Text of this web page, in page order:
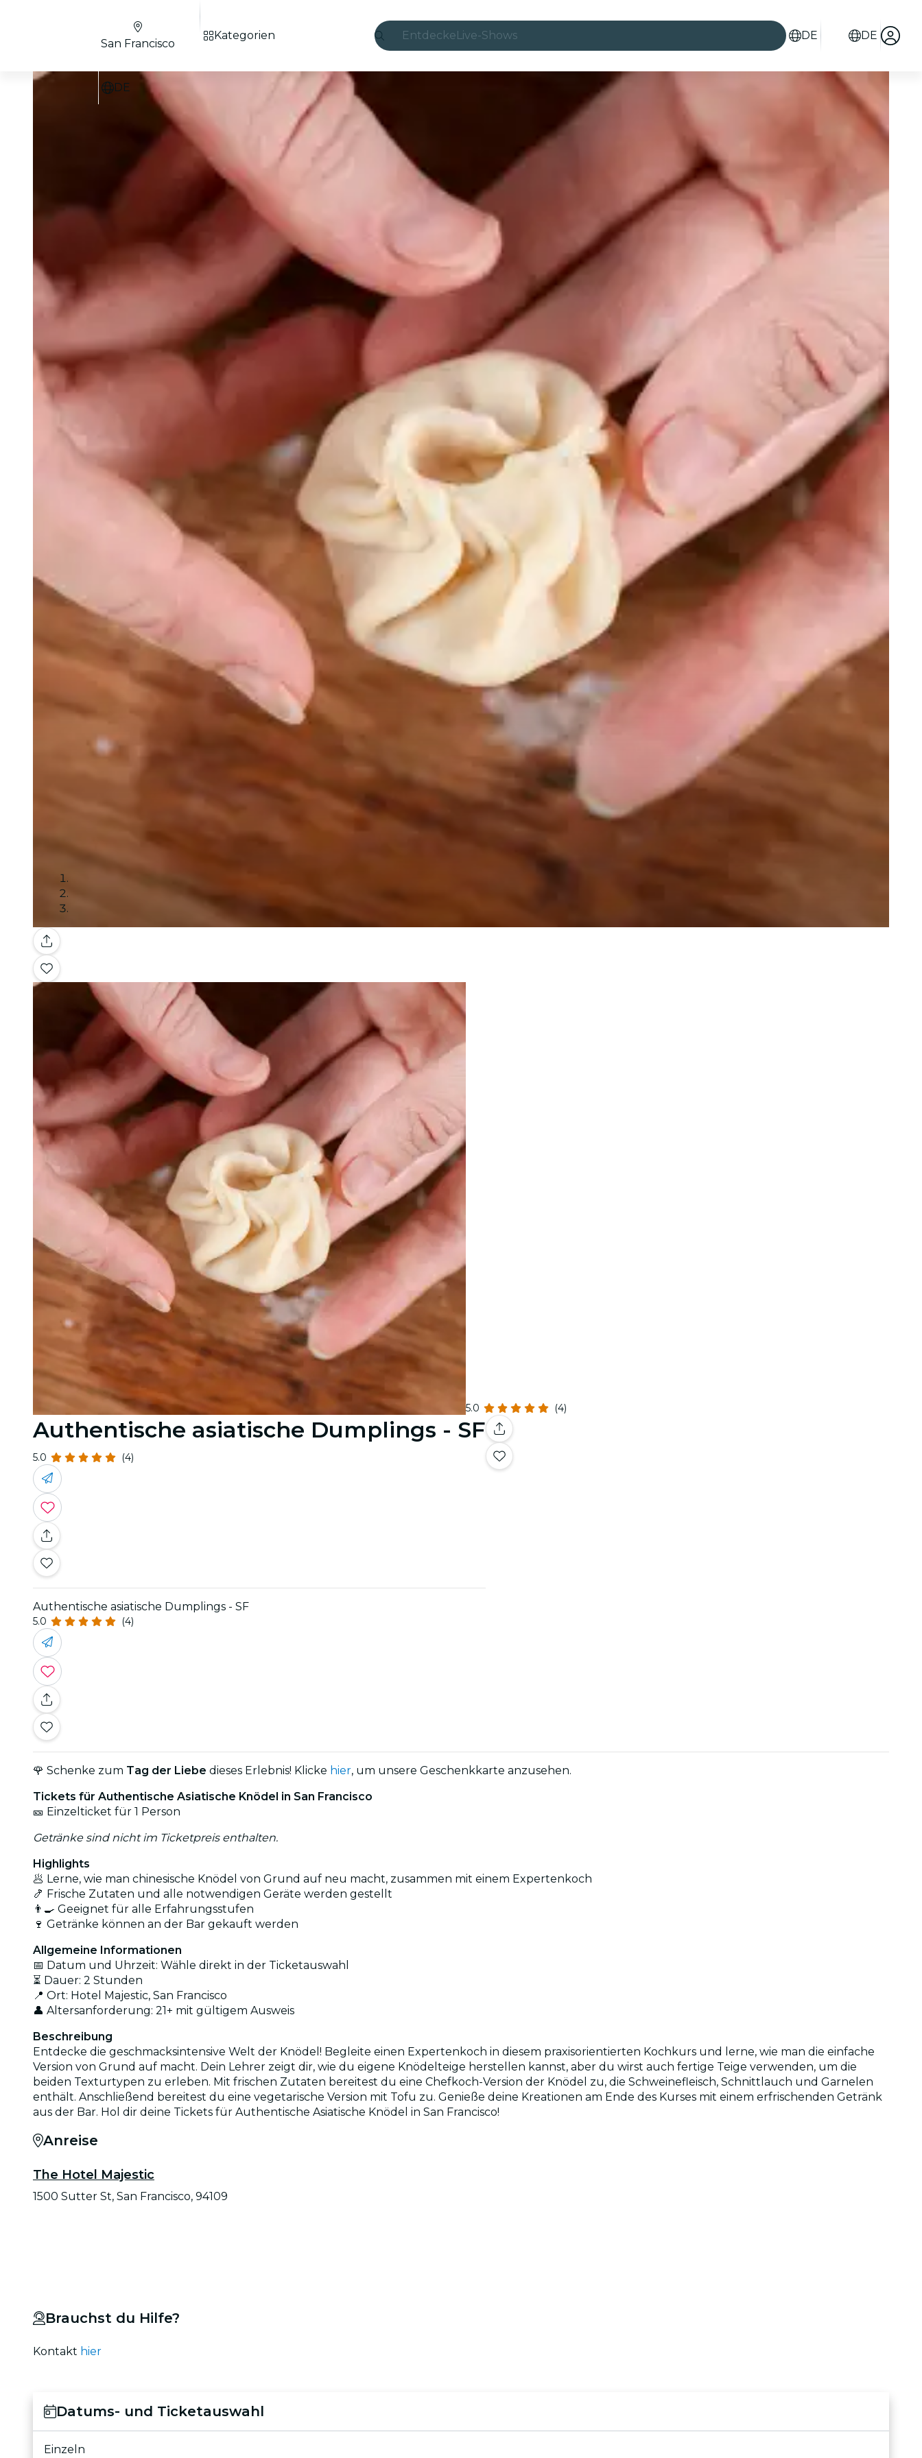
EntdeckeLive-Shows
Erlebnisse und Städte
São Paulo
Stadttouren
Restaurants
DE DE
San Francisco
DE
Kategorien
Galerie
5.0 (4)
Authentische asiatische Dumplings - SF
5.0 (4)
Authentische asiatische Dumplings - SF
5.0 (4)
🌹 Schenke zum Tag der Liebe dieses Erlebnis! Klicke hier, um unsere Geschenkkarte anzusehen.
Tickets für Authentische Asiatische Knödel in San Francisco
🎫 Einzelticket für 1 Person
Getränke sind nicht im Ticketpreis enthalten.
Highlights
🥟 Lerne, wie man chinesische Knödel von Grund auf neu macht, zusammen mit einem Expertenkoch
🍤 Frische Zutaten und alle notwendigen Geräte werden gestellt
👨‍🍳 Geeignet für alle Erfahrungsstufen
🍷 Getränke können an der Bar gekauft werden
Allgemeine Informationen
📅 Datum und Uhrzeit: Wähle direkt in der Ticketauswahl
⏳ Dauer: 2 Stunden
📍 Ort: Hotel Majestic, San Francisco
👤 Altersanforderung: 21+ mit gültigem Ausweis
Beschreibung
Entdecke die geschmacksintensive Welt der Knödel! Begleite einen Expertenkoch in diesem praxisorientierten Kochkurs und lerne, wie man die einfache
Version von Grund auf macht. Dein Lehrer zeigt dir, wie du eigene Knödelteige herstellen kannst, aber du wirst auch fertige Teige verwenden, um die
beiden Texturtypen zu erleben. Mit frischen Zutaten bereitest du eine Chefkoch-Version der Knödel zu, die Schweinefleisch, Schnittlauch und Garnelen
enthält. Anschließend bereitest du eine vegetarische Version mit Tofu zu. Genieße deine Kreationen am Ende des Kurses mit einem erfrischenden Getränk
aus der Bar. Hol dir deine Tickets für Authentische Asiatische Knödel in San Francisco!
Anreise
The Hotel Majestic
1500 Sutter St, San Francisco, 94109
Brauchst du Hilfe?
Kontakt hier
Datums- und Ticketauswahl
Einzeln